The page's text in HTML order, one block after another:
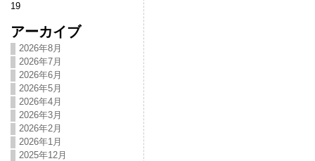
19
アーカイブ
2026年8月
2026年7月
2026年6月
2026年5月
2026年4月
2026年3月
2026年2月
2026年1月
2025年12月